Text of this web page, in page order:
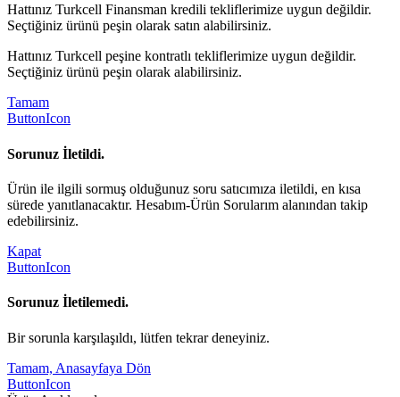
Hattınız Turkcell Finansman kredili tekliflerimize uygun değildir.
Seçtiğiniz ürünü peşin olarak satın alabilirsiniz.
Hattınız Turkcell peşine kontratlı tekliflerimize uygun değildir.
Seçtiğiniz ürünü peşin olarak alabilirsiniz.
Tamam
ButtonIcon
Sorunuz İletildi.
Ürün ile ilgili sormuş olduğunuz soru satıcımıza iletildi, en kısa
sürede yanıtlanacaktır. Hesabım-Ürün Sorularım alanından takip
edebilirsiniz.
Kapat
ButtonIcon
Sorunuz İletilemedi.
Bir sorunla karşılaşıldı, lütfen tekrar deneyiniz.
Tamam, Anasayfaya Dön
ButtonIcon